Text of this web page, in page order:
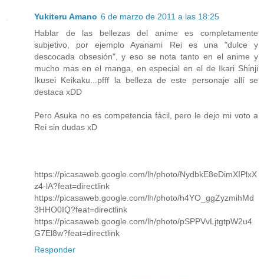
Yukiteru Amano 6 de marzo de 2011 a las 18:25
Hablar de las bellezas del anime es completamente
subjetivo, por ejemplo Ayanami Rei es una "dulce y
descocada obsesión", y eso se nota tanto en el anime y
mucho mas en el manga, en especial en el de Ikari Shinji
Ikusei Keikaku...pfff la belleza de este personaje allí se
destaca xDD
Pero Asuka no es competencia fácil, pero le dejo mi voto a
Rei sin dudas xD
https://picasaweb.google.com/lh/photo/NydbkE8eDimXIPlxX
z4-lA?feat=directlink
https://picasaweb.google.com/lh/photo/h4YO_ggZyzmihMd
3HHO0IQ?feat=directlink
https://picasaweb.google.com/lh/photo/pSPPVvLjtgtpW2u4
G7El8w?feat=directlink
Responder